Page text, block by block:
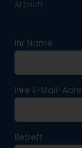
Arzach
Ihr Name
Ihre E-Mail-
Betreff